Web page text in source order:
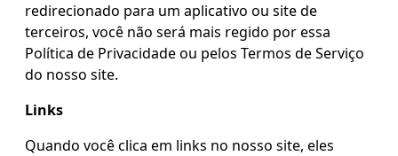
redirecionado para um aplicativo ou site de
terceiros, você não será mais regido por essa
Política de Privacidade ou pelos Termos de Serviço
do nosso site.
Links
Quando você clica em links no nosso site, eles